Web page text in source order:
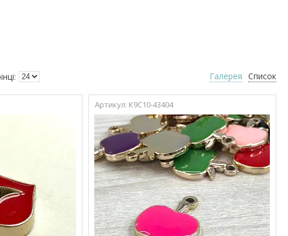
Галерея Список
К9С10-43404